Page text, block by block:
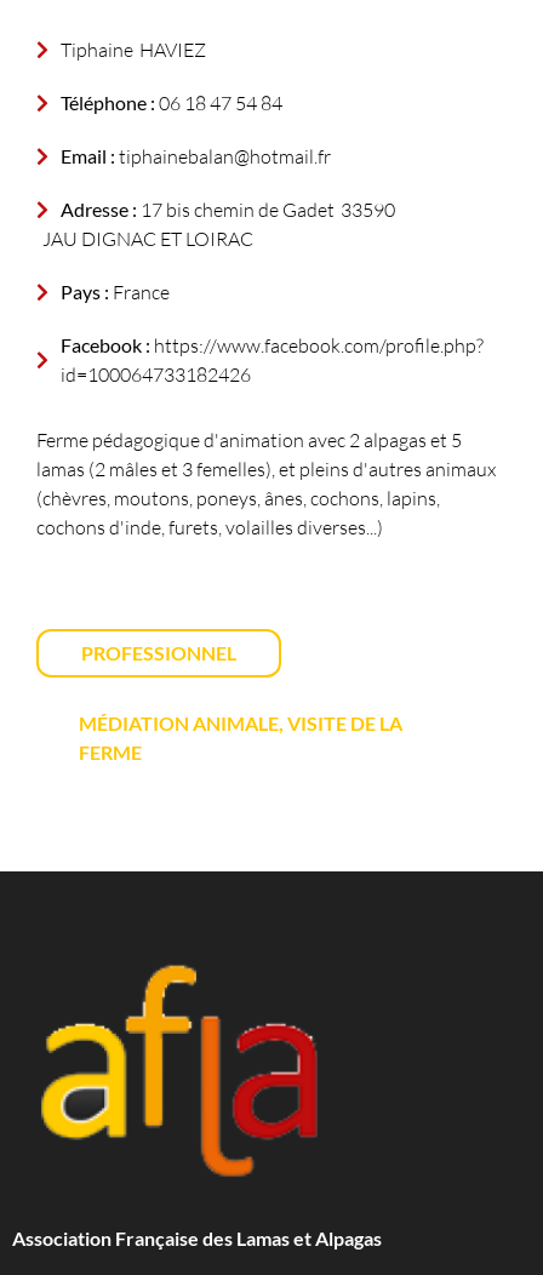
Tiphaine HAVIEZ
Téléphone : 06 18 47 54 84
Email : tiphainebalan@hotmail.fr
Adresse : 17 bis chemin de Gadet 33590
JAU DIGNAC ET LOIRAC
Pays : France
Facebook : https://www.facebook.com/profile.php?
id=100064733182426
Ferme pédagogique d'animation avec 2 alpagas et 5
lamas (2 mâles et 3 femelles), et pleins d'autres animaux
(chèvres, moutons, poneys, ânes, cochons, lapins,
cochons d'inde, furets, volailles diverses...)
PROFESSIONNEL
MÉDIATION ANIMALE, VISITE DE LA
FERME
Association Française des Lamas et Alpagas